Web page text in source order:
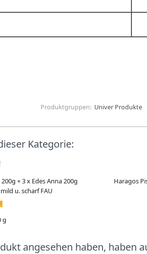
Produktgruppen: Univer Produkte
Kategorie:
200g + 3 x Edes Anna 200g
u. scharf FAU
Haragos
g
angesehen haben, haben